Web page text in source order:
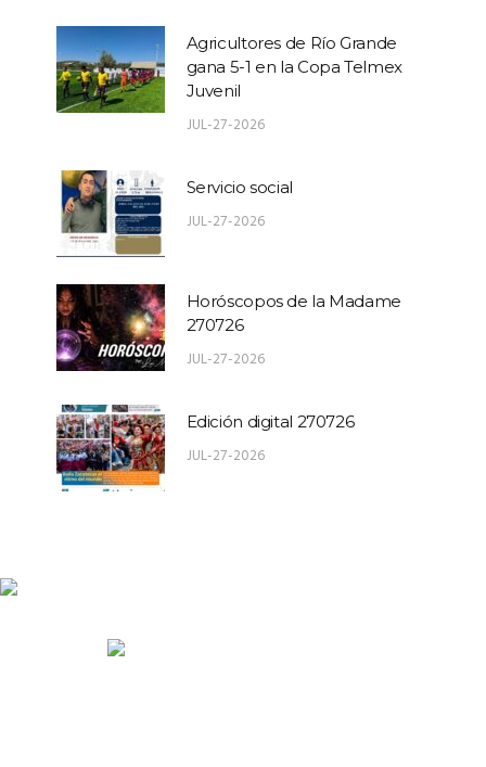
Agricultores de Río Grande
gana 5-1 en la Copa Telmex
Juvenil
JUL-27-2026
Servicio social
JUL-27-2026
Horóscopos de la Madame
270726
JUL-27-2026
Edición digital 270726
JUL-27-2026